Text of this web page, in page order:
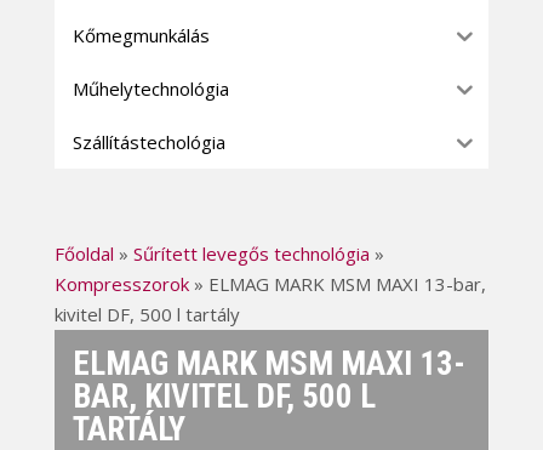
Főoldal » Sűrített levegős technológia »
Kompresszorok» ELMAG MARK MSM MAXI 13-bar,
kivitel DF, 500 l tartály
ELMAG MARK MSM MAXI 13-
BAR, KIVITEL DF, 500 L
TARTÁLY
Kőmegmunkálás
Műhelytechnológia
Szállítástechológia